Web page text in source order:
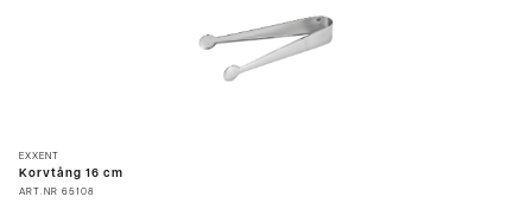
EXXENT
Korvtång 16 cm
ART.NR 65108